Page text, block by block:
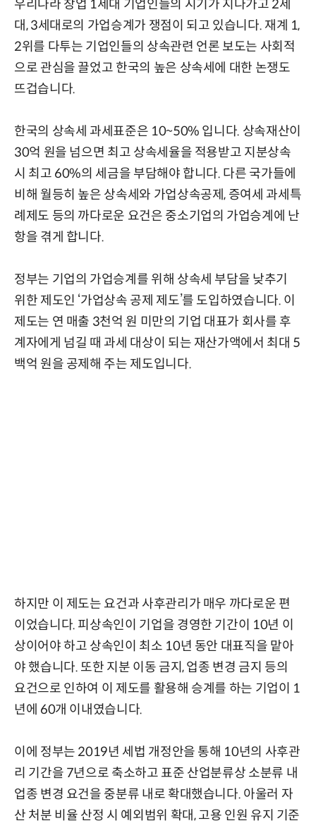
우리나라 창업 1세대 기업인들의 시기가 지나가고 2세
대, 3세대로의 가업승계가 쟁점이 되고 있습니다. 재계 1,
2위를 다투는 기업인들의 상속관련 언론 보도는 사회적
으로 관심을 끌었고 한국의 높은 상속세에 대한 논쟁도
뜨겁습니다.
한국의 상속세 과세표준은 10~50% 입니다. 상속재산이
30억 원을 넘으면 최고 상속세율을 적용받고 지분상속
시 최고 60%의 세금을 부담해야 합니다. 다른 국가들에
비해 월등히 높은 상속세와 가업상속공제, 증여세 과세특
례제도 등의 까다로운 요건은 중소기업의 가업승계에 난
항을 겪게 합니다.
정부는 기업의 가업승계를 위해 상속세 부담을 낮추기
위한 제도인 ‘가업상속 공제 제도’를 도입하였습니다. 이
제도는 연 매출 3천억 원 미만의 기업 대표가 회사를 후
계자에게 넘길 때 과세 대상이 되는 재산가액에서 최대 5
백억 원을 공제해 주는 제도입니다.
하지만 이 제도는 요건과 사후관리가 매우 까다로운 편
이었습니다. 피상속인이 기업을 경영한 기간이 10년 이
상이어야 하고 상속인이 최소 10년 동안 대표직을 맡아
야 했습니다. 또한 지분 이동 금지, 업종 변경 금지 등의
요건으로 인하여 이 제도를 활용해 승계를 하는 기업이 1
년에 60개 이내였습니다.
이에 정부는 2019년 세법 개정안을 통해 10년의 사후관
리 기간을 7년으로 축소하고 표준 산업분류상 소분류 내
업종 변경 요건을 중분류 내로 확대했습니다. 아울러 자
산 처분 비율 산정 시 예외범위 확대, 고용 인원 유지 기준